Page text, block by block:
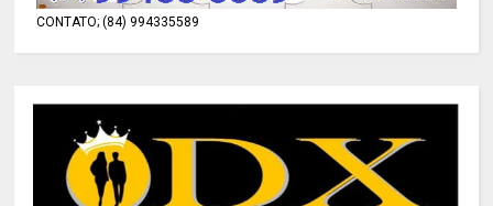
CONTATO; (84) 994335589